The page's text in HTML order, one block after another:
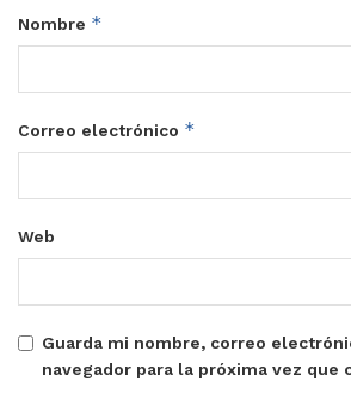
Nombre *
Correo electrónico *
Web
Guarda mi nombre, correo
navegador para la próxima vez que